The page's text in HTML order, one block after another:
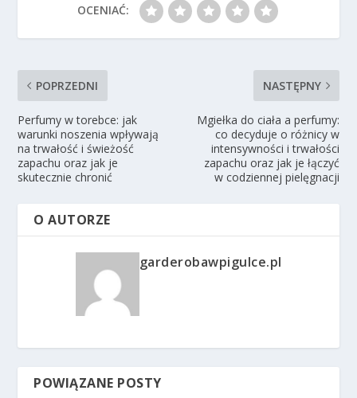
OCENIAĆ:
POPRZEDNI
Perfumy w torebce: jak
warunki noszenia wpływają
na trwałość i świeżość
zapachu oraz jak je
skutecznie chronić
NASTĘPNY
Mgiełka do ciała a perfumy:
co decyduje o różnicy w
intensywności i trwałości
zapachu oraz jak je łączyć
w codziennej pielęgnacji
O AUTORZE
garderobawpigulce.pl
POWIĄZANE POSTY